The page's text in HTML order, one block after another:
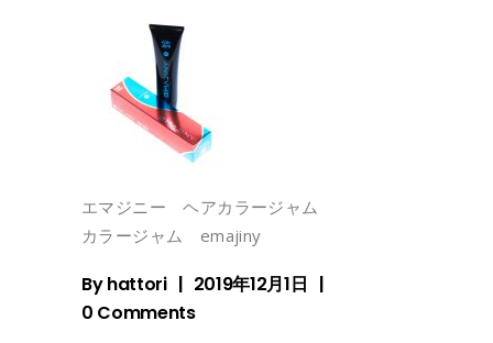
エマジニー ヘアカラージャム
カラージャム emajiny
Byhattori
2019年12月1日
0 Comments